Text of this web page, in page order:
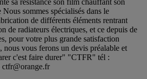
sa résistance son film chauffant son
sommes spécialisés dans le
de différents éléments rentrant
de radiateurs électriques, et ce depuis de
pour votre plus grande satisfaction
nous vous ferons un devis préalable et
c'est faire durer" "CTFR" tél :
ctfr@orange.fr